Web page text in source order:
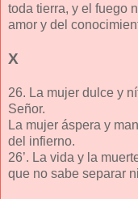
toda tierra, y el fuego
amor y del
X
26. La mujer dulce y
Señor.
La mujer áspera y
del infierno.
26’. La vida y la
que no sabe separar